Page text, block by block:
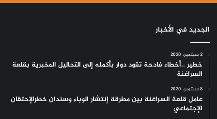
الجديد في الأخبار
2 سبتمبر، 2020
خطير ..أخطاء فادحة تقود دوار بأكمله إلى التحاليل المخبرية بقلعة
السراغنة
8 سبتمبر، 2020
عامل قلعة السراغنة بين مطرقة إنتشار الوباء وسندان خطرالإحتقان
الإجتماعي